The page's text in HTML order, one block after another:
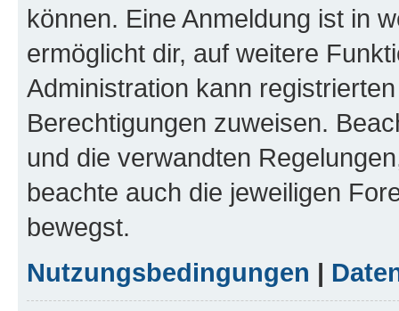
können. Eine Anmeldung ist in
ermöglicht dir, auf weitere
Administration kann
Berechtigungen zuweisen.
und die verwandten
beachte auch die jeweiligen
bewegst.
Nutzungsbedingungen |